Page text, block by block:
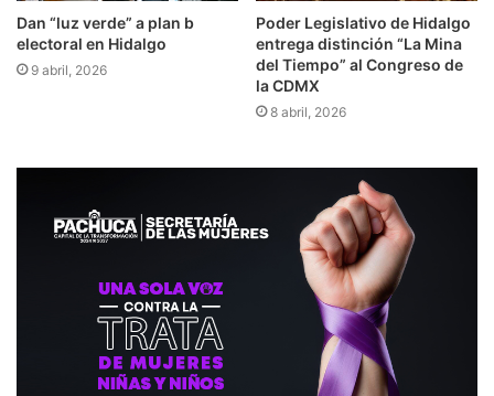
Dan “luz verde” a plan b
electoral en Hidalgo
9 abril, 2026
Poder Legislativo de Hidalgo
entrega distinción “La Mina
del Tiempo” al Congreso de
la CDMX
8 abril, 2026